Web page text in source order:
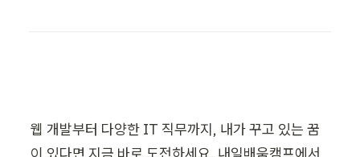
웹 개발부터 다양한 IT 직무까지, 내가 꾸고 있는 꿈
이 있다면 지금 바로 도전하세요. 내일배움캠프에서